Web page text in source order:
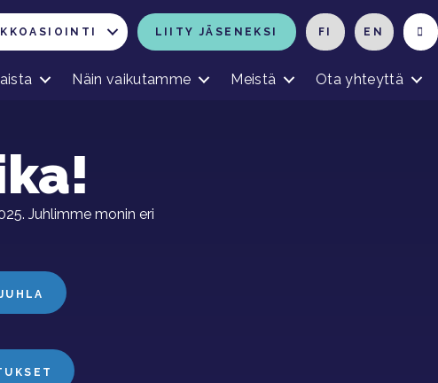
LIITY JÄSENEKSI FI EN
Näin vaikutamme Meistä Ota yhteyttä
Juhlimme monin eri